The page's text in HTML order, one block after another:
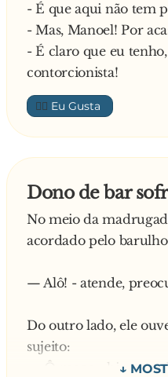
- É que aqui não tem
- Mas, Manoel! Por
- É claro que eu
contorcionista!
👍🏼
Dono de bar
No meio da
acordado pelo
— Alô! - atende,
Do outro lado, ele
sujeito:
— Ô moço... hic... me